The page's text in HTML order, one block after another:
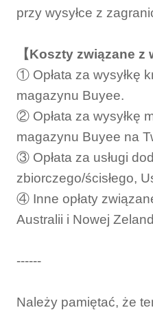
przy wysyłce z
【Koszty związane z
① Opłata za wysyłkę
magazynu Buyee.
② Opłata za wysyłkę
magazynu Buyee na
③ Opłata za usługi
zbiorczego/ścisłego,
④ Inne opłaty
Australii i Nowej
------
Należy pamiętać, że